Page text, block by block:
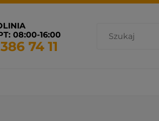
08:00-16:00
74 11